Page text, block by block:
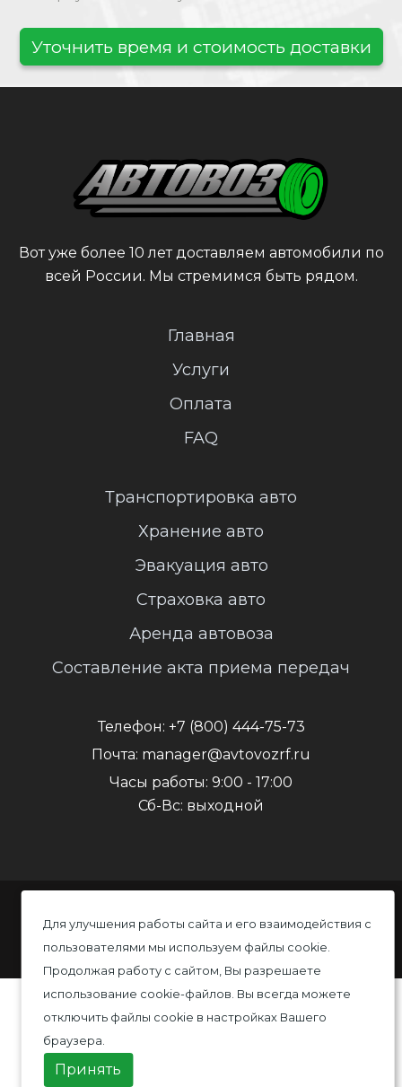
Для улучшения работы сайта и его взаимодействия с
пользователями мы используем файлы cookie.
Продолжая работу с сайтом, Вы разрешаете
использование cookie-файлов. Вы всегда можете
отключить файлы cookie в настройках Вашего
браузера.
Принять
Уточнить время и стоимость доставки
Вот уже более 10 лет доставляем автомобили по
всей России. Мы стремимся быть рядом.
Главная
Услуги
Оплата
FAQ
Транспортировка авто
Хранение авто
Эвакуация авто
Страховка авто
Аренда автовоза
Составление акта приема передач
Телефон: +7 (800) 444-75-73
Почта: manager@avtovozrf.ru
Часы работы: 9:00 - 17:00
Сб-Вс: выходной
Политика конфиденциальности